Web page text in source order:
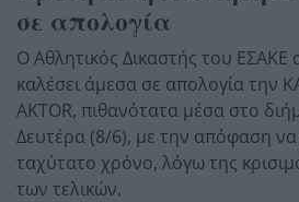
σε απολογία
Ο Αθλητικός Δικαστής του ΕΣΑΚΕ
καλέσει άμεσα σε απολογία την
AKTOR, πιθανότατα μέσα στο
Δευτέρα (8/6), με την απόφαση να
ταχύτατο χρόνο, λόγω της
των τελικών.